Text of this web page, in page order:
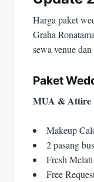
Harga paket
Graha
sewa venue
Paket
MUA & Attire
Makeup
2 pasang
Fresh Melati
Free